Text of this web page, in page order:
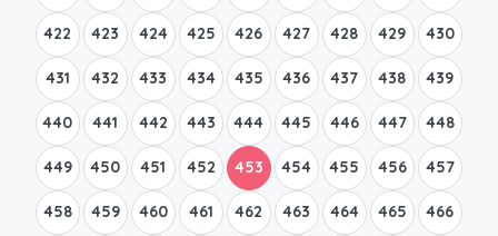
422 423 424 425 426 427 428 429 430
431 432 433 434 435 436 437 438 439
440 441 442 443 444 445 446 447 448
449 450 451 452 453 454 455 456 457
458 459 460 461 462 463 464 465 466